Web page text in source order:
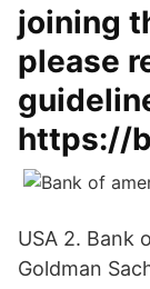
joining
please
https://
USA 2. Bank
Goldman